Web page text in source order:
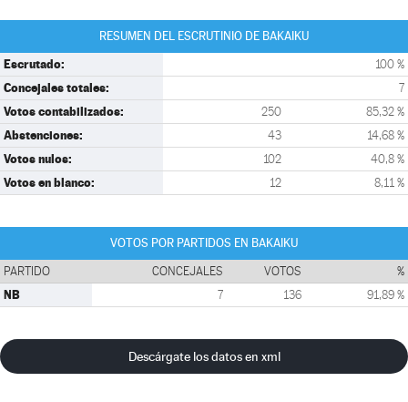
RESUMEN DEL ESCRUTINIO DE BAKAIKU
Escrutado: 100 %
Concejales totales: 7
Votos contabilizados: 250 85,32 %
Abstenciones: 43 14,68 %
Votos nulos: 102 40,8 %
Votos en blanco: 12 8,11 %
VOTOS POR PARTIDOS EN BAKAIKU
PARTIDO CONCEJALES VOTOS %
NB 7 136 91,89 %
Descárgate los datos en xml